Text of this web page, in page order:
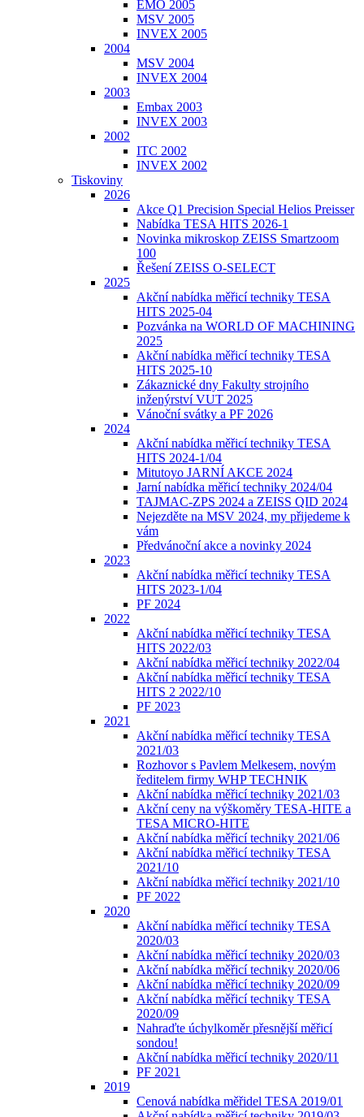
EMO 2005
MSV 2005
INVEX 2005
2004
MSV 2004
INVEX 2004
2003
Embax 2003
INVEX 2003
2002
ITC 2002
INVEX 2002
Tiskoviny
2026
Akce Q1 Precision Special Helios Preisser
Nabídka TESA HITS 2026-1
Novinka mikroskop ZEISS Smartzoom
100
Řešení ZEISS O-SELECT
2025
Akční nabídka měřicí techniky TESA
HITS 2025-04
Pozvánka na WORLD OF MACHINING
2025
Akční nabídka měřicí techniky TESA
HITS 2025-10
Zákaznické dny Fakulty strojního
inženýrství VUT 2025
Vánoční svátky a PF 2026
2024
Akční nabídka měřicí techniky TESA
HITS 2024-1/04
Mitutoyo JARNÍ AKCE 2024
Jarní nabídka měřicí techniky 2024/04
TAJMAC-ZPS 2024 a ZEISS QID 2024
Nejezděte na MSV 2024, my přijedeme k
vám
Předvánoční akce a novinky 2024
2023
Akční nabídka měřicí techniky TESA
HITS 2023-1/04
PF 2024
2022
Akční nabídka měřicí techniky TESA
HITS 2022/03
Akční nabídka měřicí techniky 2022/04
Akční nabídka měřicí techniky TESA
HITS 2 2022/10
PF 2023
2021
Akční nabídka měřicí techniky TESA
2021/03
Rozhovor s Pavlem Melkesem, novým
ředitelem firmy WHP TECHNIK
Akční nabídka měřicí techniky 2021/03
Akční ceny na výškoměry TESA-HITE a
TESA MICRO-HITE
Akční nabídka měřicí techniky 2021/06
Akční nabídka měřicí techniky TESA
2021/10
Akční nabídka měřicí techniky 2021/10
PF 2022
2020
Akční nabídka měřicí techniky TESA
2020/03
Akční nabídka měřicí techniky 2020/03
Akční nabídka měřicí techniky 2020/06
Akční nabídka měřicí techniky 2020/09
Akční nabídka měřicí techniky TESA
2020/09
Nahraďte úchylkoměr přesnější měřicí
sondou!
Akční nabídka měřicí techniky 2020/11
PF 2021
2019
Cenová nabídka měřidel TESA 2019/01